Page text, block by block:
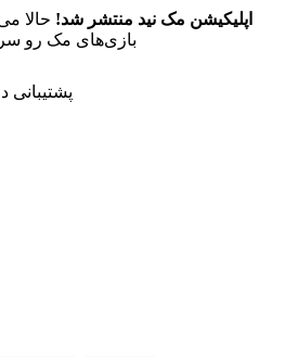
اپلیکیشن مک نید منتشر شد! حالا
بازی‌های مک رو
پشتیبانی